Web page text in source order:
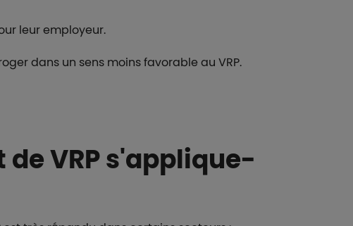
leur employeur.
dans un sens moins favorable au VRP.
VRP s'applique-